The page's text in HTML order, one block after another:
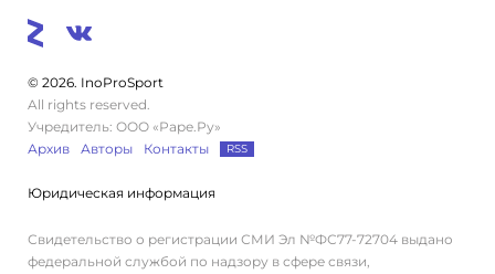
© 2026. InoProSport
All rights reserved.
Учредитель: ООО «Раре.Ру»
Архив
Авторы Контакты RSS
Юридическая информация
Свидетельство о регистрации СМИ Эл №ФС77-72704 выдано
федеральной службой по надзору в сфере связи,